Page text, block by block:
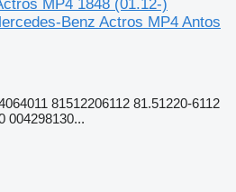
MP4 1848 (01.12-)
Benz Actros MP4 Antos
81512206112 81.51220-6112
004298130...